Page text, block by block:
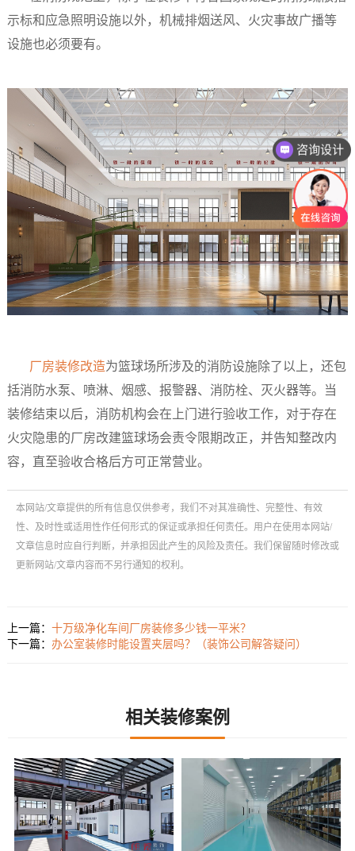
示标和应急照明设施以外，机械排烟送风、火灾事故广播等
设施也必须要有。
厂房装修改造为篮球场所涉及的消防设施除了以上，还包
括消防水泵、喷淋、烟感、报警器、消防栓、灭火器等。当
装修结束以后，消防机构会在上门进行验收工作，对于存在
火灾隐患的厂房改建篮球场会责令限期改正，并告知整改内
容，直至验收合格后方可正常营业。
本网站/文章提供的所有信息仅供参考，我们不对其准确性、完整性、有效
性、及时性或适用性作任何形式的保证或承担任何责任。用户在使用本网站/
文章信息时应自行判断，并承担因此产生的风险及责任。我们保留随时修改或
更新网站/文章内容而不另行通知的权利。
上一篇： 十万级净化车间厂房装修多少钱一平米？
下一篇： 办公室装修时能设置夹层吗？（装饰公司解答疑问）
相关装修案例
咨询设计